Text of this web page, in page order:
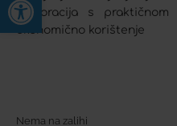
perforacija s
ekonomično korištenje
Nema na zalihi